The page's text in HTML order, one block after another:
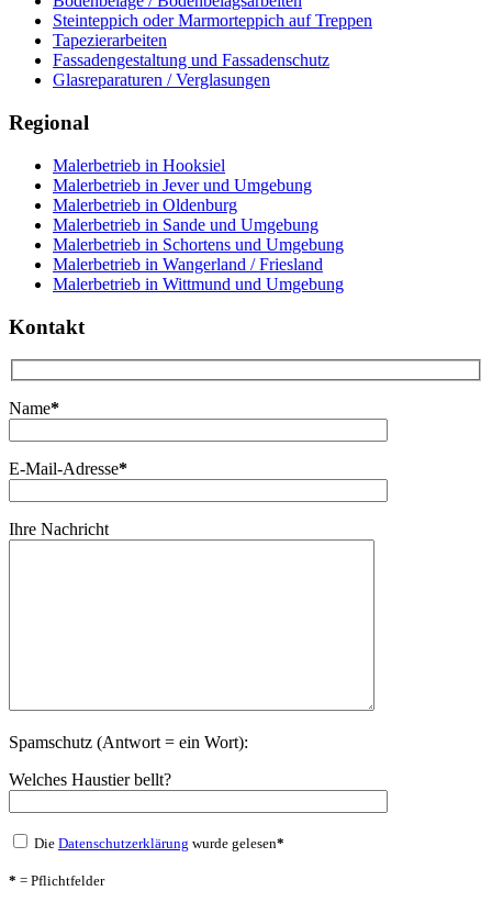
Steinteppich oder Marmorteppich auf Treppen
Tapezierarbeiten
Fassadengestaltung und Fassadenschutz
Glasreparaturen / Verglasungen
Regional
Malerbetrieb in Hooksiel
Malerbetrieb in Jever und Umgebung
Malerbetrieb in Oldenburg
Malerbetrieb in Sande und Umgebung
Malerbetrieb in Schortens und Umgebung
Malerbetrieb in Wangerland / Friesland
Malerbetrieb in Wittmund und Umgebung
Kontakt
Name*
E-Mail-Adresse*
Ihre Nachricht
Spamschutz (Antwort = ein Wort):
Welches Haustier bellt?
Die Datenschutzerklärung wurde gelesen*
* = Pflichtfelder